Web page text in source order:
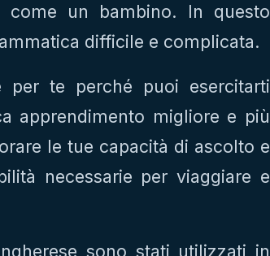
un bambino. In questo
difficile e complicata.
te perché puoi esercitarti
apprendimento migliore e più
le tue capacità di ascolto e
necessarie per viaggiare e
sono stati utilizzati in